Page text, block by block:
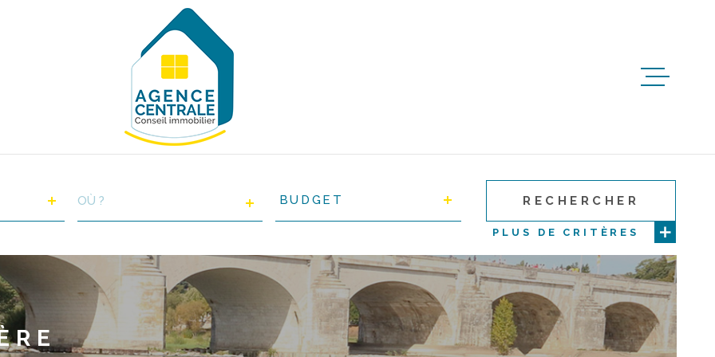
ACCUEIL
ACHETER
IMMO
ESTIMER
BIENS
BUDGET
RÉFÉRENCE
PLUS DE CRITÈRES
RECHERCHER